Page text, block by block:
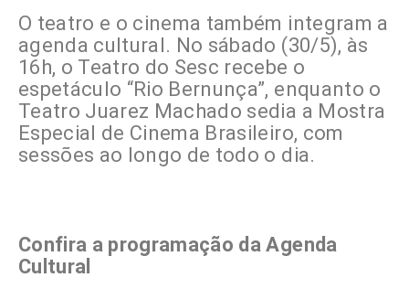
O teatro e o cinema também integram a
agenda cultural. No sábado (30/5), às
16h, o Teatro do Sesc recebe o
espetáculo “Rio Bernunça”, enquanto o
Teatro Juarez Machado sedia a Mostra
Especial de Cinema Brasileiro, com
sessões ao longo de todo o dia.
Confira a programação da Agenda
Cultural